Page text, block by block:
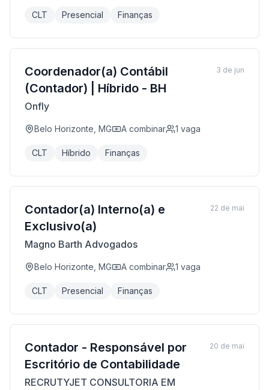
CLT Presencial Finanças
Coordenador(a) Contábil
(Contador) | Híbrido - BH
Onfly
Belo Horizonte, MG A combinar 1 vaga
CLT Híbrido Finanças
3 de jun
Contador(a) Interno(a) e
Exclusivo(a)
Magno Barth Advogados
Belo Horizonte, MG A combinar 1 vaga
CLT Presencial Finanças
22 de mai
Contador - Responsável por
Escritório de Contabilidade
RECRUTYJET CONSULTORIA EM
20 de mai